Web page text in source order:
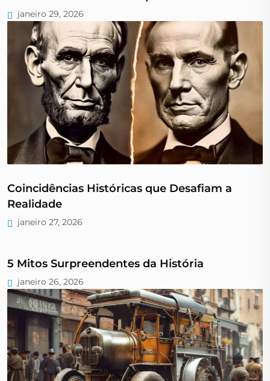
janeiro 29, 2026
Coincidências Históricas que Desafiam a
Realidade
janeiro 27, 2026
5 Mitos Surpreendentes da História
janeiro 26, 2026